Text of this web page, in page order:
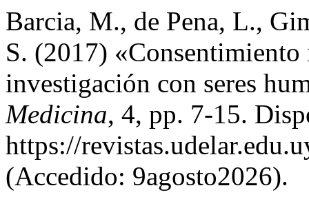
Barcia, M., de Pena, L.,
S. (2017)
investigación con seres
Medicina, 4, pp. 7-15.
https://
(Accedido: 9agosto2026).